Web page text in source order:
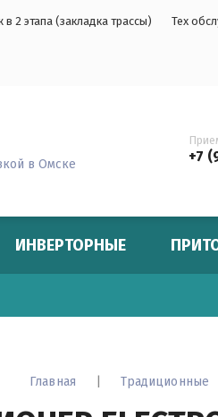
2 этапа (закладка трассы) Тех
в Омске +7
ИНВЕРТОРНЫЕ
Главная Традиционные